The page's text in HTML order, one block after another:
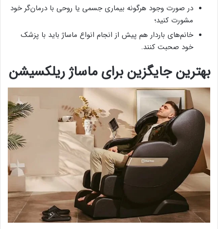
در صورت وجود هرگونه بیماری جسمی یا روحی با درمان‌گر خود
مشورت کنید؛
خانم‌های باردار هم پیش از انجام انواع ماساژ باید با پزشک
خود صحبت کنند.
بهترین جایگزین برای ماساژ ریلکسیشن